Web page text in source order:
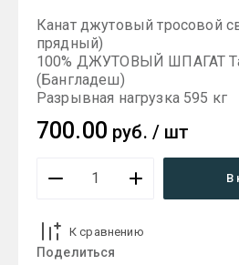
Канат джутовый тросовой
прядный)
100% ДЖУТОВЫЙ ШПАГАТ
(Бангладеш)
Разрывная нагрузка 595 кг
700.00 руб. / шт
В
К сравнению
Поделиться